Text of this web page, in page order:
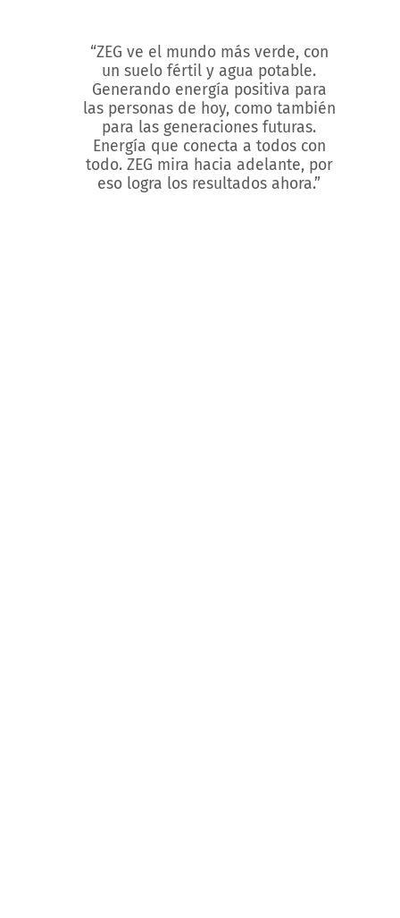
“ZEG ve el mundo más verde, con
un suelo fértil y agua potable.
Generando energía positiva para
las personas de hoy, como también
para las generaciones futuras.
Energía que conecta a todos con
todo. ZEG mira hacia adelante, por
eso logra los resultados ahora.”